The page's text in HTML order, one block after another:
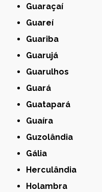
Guaraçaí
Guareí
Guariba
Guarujá
Guarulhos
Guará
Guatapará
Guaíra
Guzolândia
Gália
Herculândia
Holambra